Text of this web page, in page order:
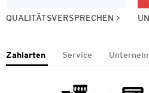
QUALITÄTSVERSPRECHEN
Zahlarten Service